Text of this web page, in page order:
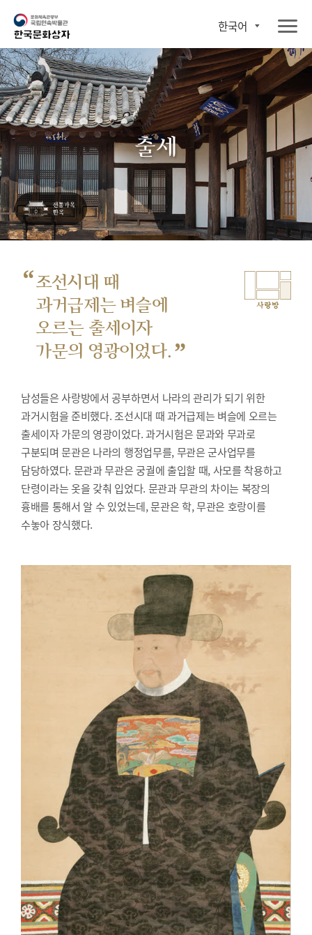
한국어
출세
“조선시대 때
과거급제는 벼슬에
오르는 출세이자
가문의 영광이었다. ”
사랑방
남성들은 사랑방에서 공부하면서 나라의 관리가 되기 위한
과거시험을 준비했다.조선시대 때 과거급제는 벼슬에 오르는
출세이자 가문의 영광이었다. 과거시험은 문과와 무과로
구분되며 문관은 나라의 행정업무를, 무관은 군사업무를
담당하였다. 문관과 무관은 궁궐에 출입할 때, 사모를 착용하고
단령이라는 옷을 갖춰 입었다. 문관과 무관의 차이는 복장의
흉배를 통해서 알 수 있었는데, 문관은 학, 무관은 호랑이를
수놓아 장식했다.